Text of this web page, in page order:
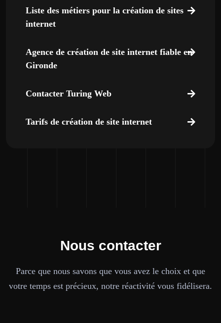
Liste des métiers pour la création de sites
internet
Agence de création de site internet fiable en
Gironde
Contacter Turing Web
Tarifs de création de site internet
Nous contacter
Parce que nous savons que vous avez le choix et que
votre temps est précieux, notre réactivité vous fidélisera.